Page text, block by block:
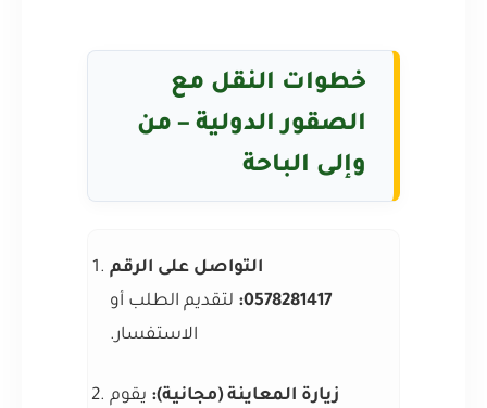
خطوات النقل مع
الصقور الدولية – من
وإلى الباحة
التواصل على الرقم
0578281417: لتقديم الطلب أو
الاستفسار.
زيارة المعاينة (مجانية): يقوم